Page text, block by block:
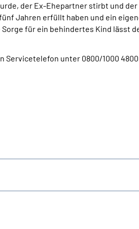
der Ex-Ehepartner stirbt und
Jahren erfüllt haben und ein
für ein behindertes Kind lässt
unter 0800/1000 4800.